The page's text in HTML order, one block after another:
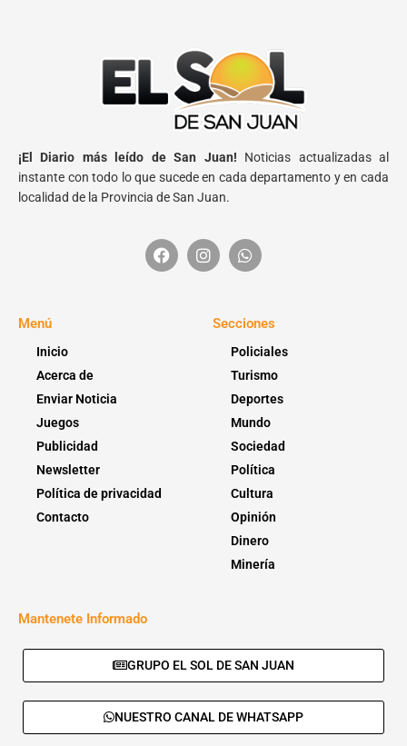
¡El Diario más leído de San Juan! Noticias actualizadas al
instante con todo lo que sucede en cada departamento y en cada
localidad de la Provincia de San Juan.
Menú
Inicio
Acerca de
Enviar Noticia
Juegos
Publicidad
Newsletter
Política de privacidad
Contacto
Secciones
Policiales
Turismo
Deportes
Mundo
Sociedad
Política
Cultura
Opinión
Dinero
Minería
Mantenete Informado
GRUPO EL SOL DE SAN JUAN
NUESTRO CANAL DE WHATSAPP